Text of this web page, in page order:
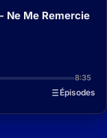
Ne Me Remercie
8:35
Épisodes